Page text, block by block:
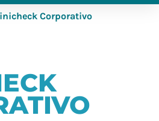
Corporativo